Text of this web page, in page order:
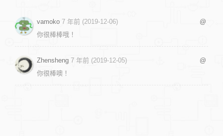
vamoko 7 年前 (2019-12-06)
@
你很棒棒哦！
Zhensheng 7 年前 (2019-12-05)
@
你很棒噢！